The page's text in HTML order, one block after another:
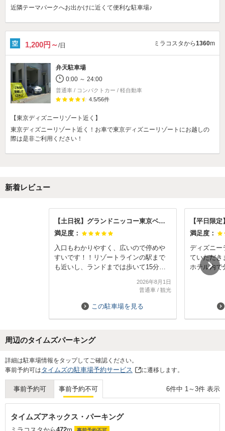
近隣テーマパークへお出かけに近くて便利な駐車場♪
1,200円～/日 ミラコスタから1360m
弁天駐車場
0:00 ～ 24:00
普通車 / コンパクトカー / 軽自動車
4.5/56件
【東京ディズニーリゾート近く】
東京ディズニーリゾート近く！お車で東京ディズニーリゾートにお越しの
際は是非ご利用ください！
新着レビュー
【土日祝】グランドニッコー東京ベイ舞浜ホテル駐車場
満足度：
入口もわかりやすく、広いので停めや
すいです！！リゾートラインの駅まで
も近いし、ランドまでは歩いて15分ほ
2026年8月1日
普通車/ 観光
この駐車場を見る
満足度：
ディズニー
ていただき
ホテル内で
内空いて
料金は事
周辺のタイムズパーキング
詳細は駐車場情報をタップしてご確認ください。
事前予約可はタイムズの駐車場予約サービス に遷移します。
事前予約可 事前予約不可 6件中 1 ～ 3件 表示
タイムズアネックス・パーキング